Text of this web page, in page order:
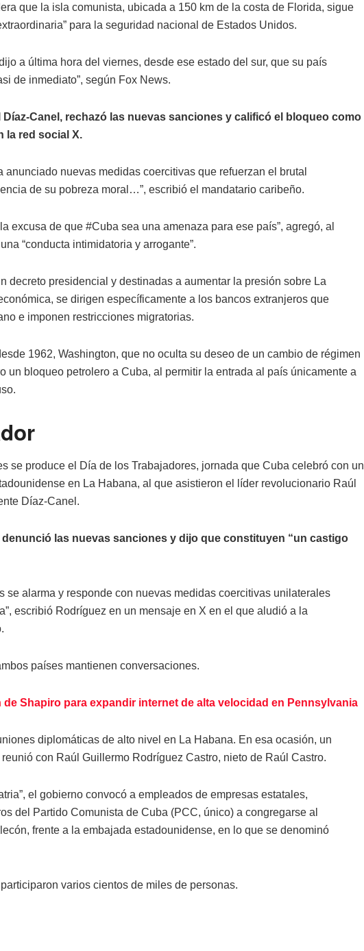
que la isla comunista, ubicada a 150 km de la costa de Florida, sigue
para la seguridad nacional de Estados Unidos.
a última hora del viernes, desde ese estado del sur, que su país
de inmediato”, según Fox News.
Canel, rechazó las nuevas sanciones y calificó el bloqueo como
la red social X.
anunciado nuevas medidas coercitivas que refuerzan el brutal
de su pobreza moral…”, escribió el mandatario caribeño.
excusa de que #Cuba sea una amenaza para ese país”, agregó, al
“conducta intimidatoria y arrogante”.
decreto presidencial y destinadas a aumentar la presión sobre La
se dirigen específicamente a los bancos extranjeros que
e imponen restricciones migratorias.
1962, Washington, que no oculta su deseo de un cambio de régimen
un bloqueo petrolero a Cuba, al permitir la entrada al país únicamente a
se produce el Día de los Trabajadores, jornada que Cuba celebró con un
en La Habana, al que asistieron el líder revolucionario Raúl
Díaz-Canel.
las nuevas sanciones y dijo que constituyen “un castigo
se alarma y responde con nuevas medidas coercitivas unilaterales
escribió Rodríguez en un mensaje en X en el que aludió a la
países mantienen conversaciones.
Shapiro para expandir internet de alta velocidad en Pennsylvania
diplomáticas de alto nivel en La Habana. En esa ocasión, un
con Raúl Guillermo Rodríguez Castro, nieto de Raúl Castro.
el gobierno convocó a empleados de empresas estatales,
del Partido Comunista de Cuba (PCC, único) a congregarse al
frente a la embajada estadounidense, en lo que se denominó
varios cientos de miles de personas.